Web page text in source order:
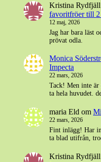
Kristina Rydfjäll
favoritfröer till
12 maj, 2026
Jag har bara läst
prövat odla.
Monica
Impecta
22 mars, 2026
Tack! Men inte är
ta hela huvudet.
maria Eld om
22 mars, 2026
Fint inlägg! Har
ta blad utifrån,
Kristina Rydfjäll